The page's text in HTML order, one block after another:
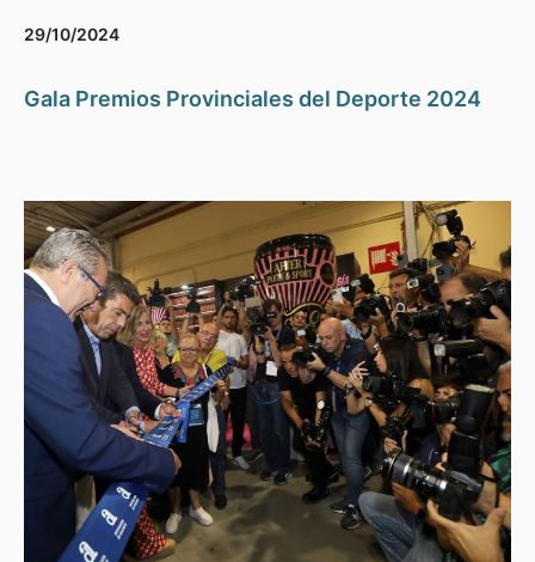
29/10/2024
Gala Premios Provinciales del Deporte 2024